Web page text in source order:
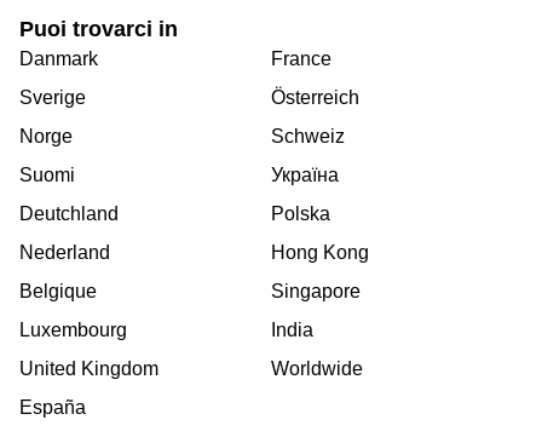
Puoi trovarci in
Danmark
Sverige
Norge
Suomi
Deutchland
Nederland
Belgique
Luxembourg
United Kingdom
España
France
Österreich
Schweiz
Україна
Polska
Hong Kong
Singapore
India
Worldwide